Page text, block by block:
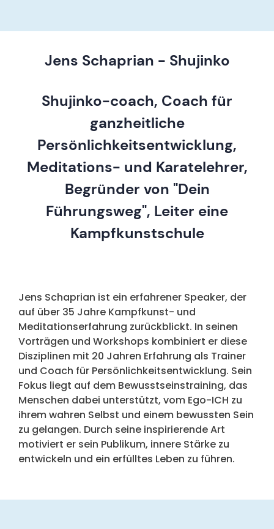
Jens Schaprian - Shujinko
Shujinko-coach, Coach für
ganzheitliche
Persönlichkeitsentwicklung,
Meditations- und Karatelehrer,
Begründer von "Dein
Führungsweg", Leiter eine
Kampfkunstschule
Jens Schaprian ist ein erfahrener Speaker, der
auf über 35 Jahre Kampfkunst- und
Meditationserfahrung zurückblickt. In seinen
Vorträgen und Workshops kombiniert er diese
Disziplinen mit 20 Jahren Erfahrung als Trainer
und Coach für Persönlichkeitsentwicklung. Sein
Fokus liegt auf dem Bewusstseinstraining, das
Menschen dabei unterstützt, vom Ego-ICH zu
ihrem wahren Selbst und einem bewussten Sein
zu gelangen. Durch seine inspirierende Art
motiviert er sein Publikum, innere Stärke zu
entwickeln und ein erfülltes Leben zu führen.